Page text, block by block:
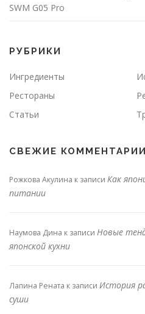
SWM G05 Pro
РУБРИКИ
Ингредиенты
Рестораны
Статьи
СВЕЖИЕ КОММЕНТАРИИ
Рожкова Акулина к записи Как
питании
Наумова Дина к записи Новые
японской кухни
Лапина Рената к записи История
суши